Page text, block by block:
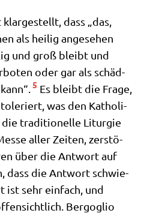
dass „das,
als hei­lig ange­se­hen
und groß bleibt und
oder gar als schäd­
5 Es bleibt die Fra­ge,
was den Katho­li­
die tra­di­tio­nel­le Lit­ur­gie
aller Zei­ten, zer­stö­
über die Ant­wort auf
dass die Ant­wort schwie­
ist sehr ein­fach, und
Berg­o­glio